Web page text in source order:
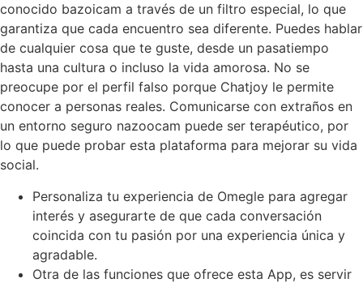
conocido bazoicam a través de un filtro especial, lo que
garantiza que cada encuentro sea diferente. Puedes hablar
de cualquier cosa que te guste, desde un pasatiempo
hasta una cultura o incluso la vida amorosa. No se
preocupe por el perfil falso porque Chatjoy le permite
conocer a personas reales. Comunicarse con extraños en
un entorno seguro nazoocam puede ser terapéutico, por
lo que puede probar esta plataforma para mejorar su vida
social.
Personaliza tu experiencia de Omegle para agregar
interés y asegurarte de que cada conversación
coincida con tu pasión por una experiencia única y
agradable.
Otra de las funciones que ofrece esta App, es servir